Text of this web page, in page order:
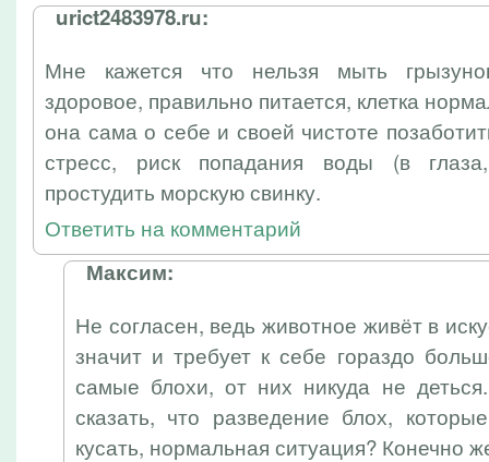
urict2483978.ru:
Мне кажется что нельзя мыть
здоровое, правильно питается, клетка
она сама о себе и своей чистоте
стресс, риск попадания воды (в
простудить морскую свинку.
Ответить на комментарий
Максим:
Не согласен, ведь животное живёт в
значит и требует к себе гораздо
самые блохи, от них никуда не
сказать, что разведение блох,
кусать, нормальная ситуация? Конечно